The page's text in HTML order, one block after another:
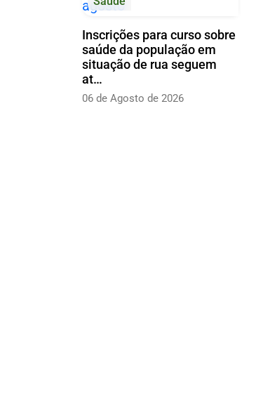
Inscrições para curso sobre
saúde da população em
situação de rua seguem
at…
06 de Agosto de 2026